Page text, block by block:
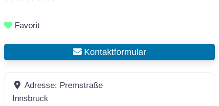
Favorit
Kontaktformular
Adresse: Premstraße
Innsbruck